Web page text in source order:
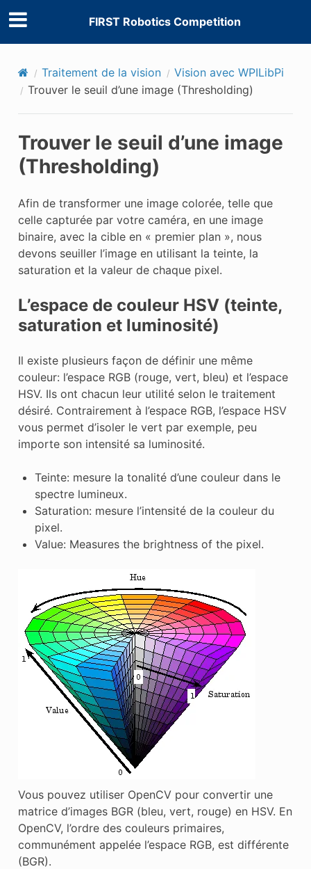
FIRST Robotics Competition
Traitement de la vision
Vision avec WPILibPi
Trouver le seuil d’une image (Thresholding)
Trouver le seuil d’une image
(Thresholding)
Afin de transformer une image colorée, telle que
celle capturée par votre caméra, en une image
binaire, avec la cible en « premier plan », nous
devons seuiller l’image en utilisant la teinte, la
saturation et la valeur de chaque pixel.
L’espace de couleur HSV (teinte,
saturation et luminosité)
Il existe plusieurs façon de définir une même
couleur: l’espace RGB (rouge, vert, bleu) et l’espace
HSV. Ils ont chacun leur utilité selon le traitement
désiré. Contrairement à l’espace RGB, l’espace HSV
vous permet d’isoler le vert par exemple, peu
importe son intensité sa luminosité.
Teinte: mesure la tonalité d’une couleur dans le
spectre lumineux.
Saturation: mesure l’intensité de la couleur du
pixel.
Value: Measures the brightness of the pixel.
Vous pouvez utiliser OpenCV pour convertir une
matrice d’images BGR (bleu, vert, rouge) en HSV. En
OpenCV, l’ordre des couleurs primaires,
communément appelée l’espace RGB, est différente
(BGR).